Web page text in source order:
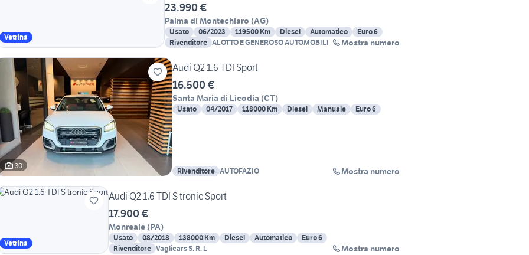
Vetrina
23.990 €
Palma di Montechiaro (AG)
Usato 06/2023 119500 Km Diesel Automatico
Euro 6
Rivenditore ALOTTO E GENEROSO AUTOMOBILI Mostra numero
30
Audi Q2 1.6 TDI Sport
16.500 €
Santa Maria di Licodia (CT)
Usato 04/2017 118000 Km Diesel Manuale Euro 6
Rivenditore AUTOFAZIO Mostra numero
Vetrina
Audi Q2 1.6 TDI S tronic Sport
17.900 €
Monreale (PA)
Usato 08/2018 138000 Km Diesel Automatico
Euro 6
Rivenditore Vaglicars S. R. L Mostra numero